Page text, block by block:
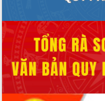
HĐND tỉnh thông qua điều chỉnh Quy
Hội thảo góp ý hồ sơ điều chỉnh quy
hoạch tỉnh Đắk Lắk thời kỳ 2021-2030,
tầm nhìn đến năm 2050
Nâng cao hiệu quả hoạt động của các
doanh nghiệp nhà nước
Hội nghị triển khai kết nối mạng
truyền số liệu chuyên dùng phục vụ cơ